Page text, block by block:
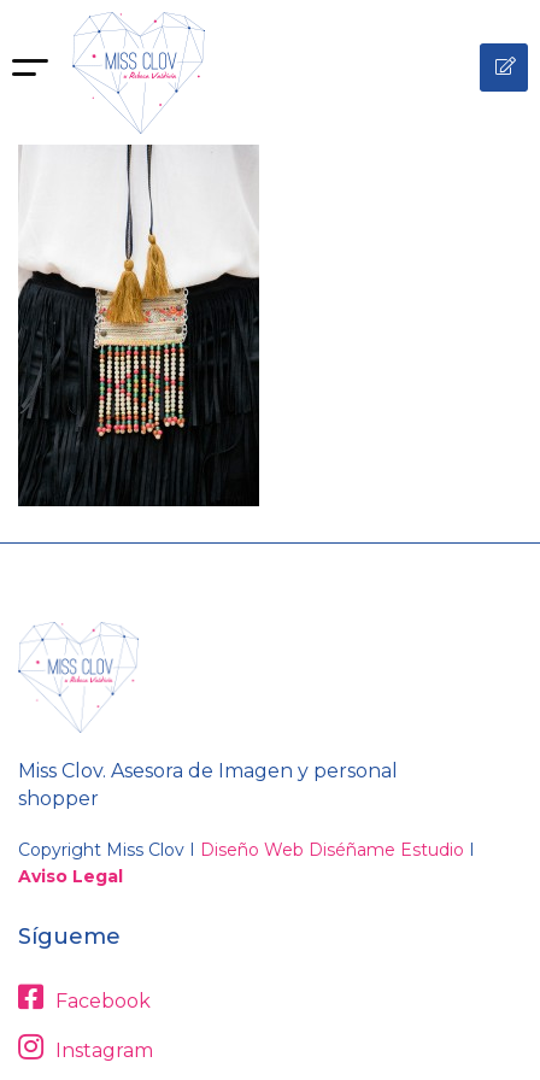
Miss Clov. Asesora de Imagen y personal
shopper
Copyright Miss Clov I Diseño Web Diséñame Estudio I
Aviso Legal
Sígueme
Facebook
Instagram